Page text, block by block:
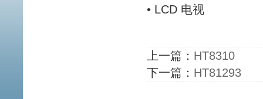
• LCD 电视
上一篇： HT8310
下一篇： HT81293